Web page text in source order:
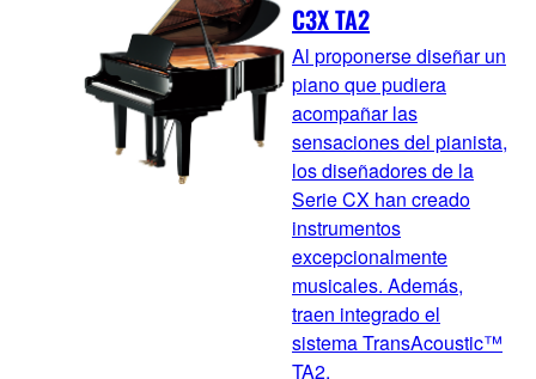
C3X TA2
Al proponerse diseñar un
piano que pudiera
acompañar las
sensaciones del pianista,
los diseñadores de la
Serie CX han creado
instrumentos
excepcionalmente
musicales. Además,
traen integrado el
sistema TransAcoustic™
TA2.